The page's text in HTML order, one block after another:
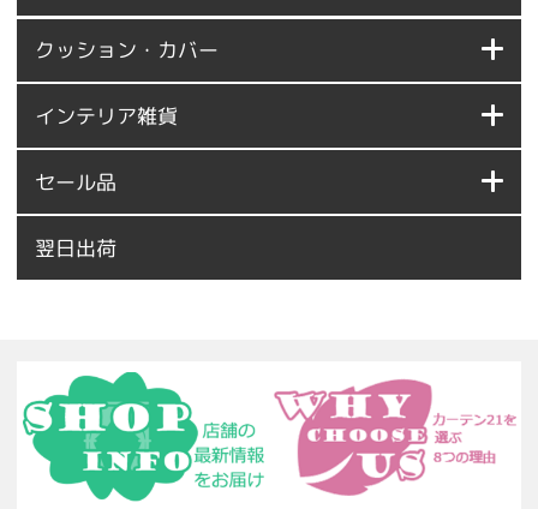
クッション・カバー
インテリア雑貨
セール品
翌日出荷